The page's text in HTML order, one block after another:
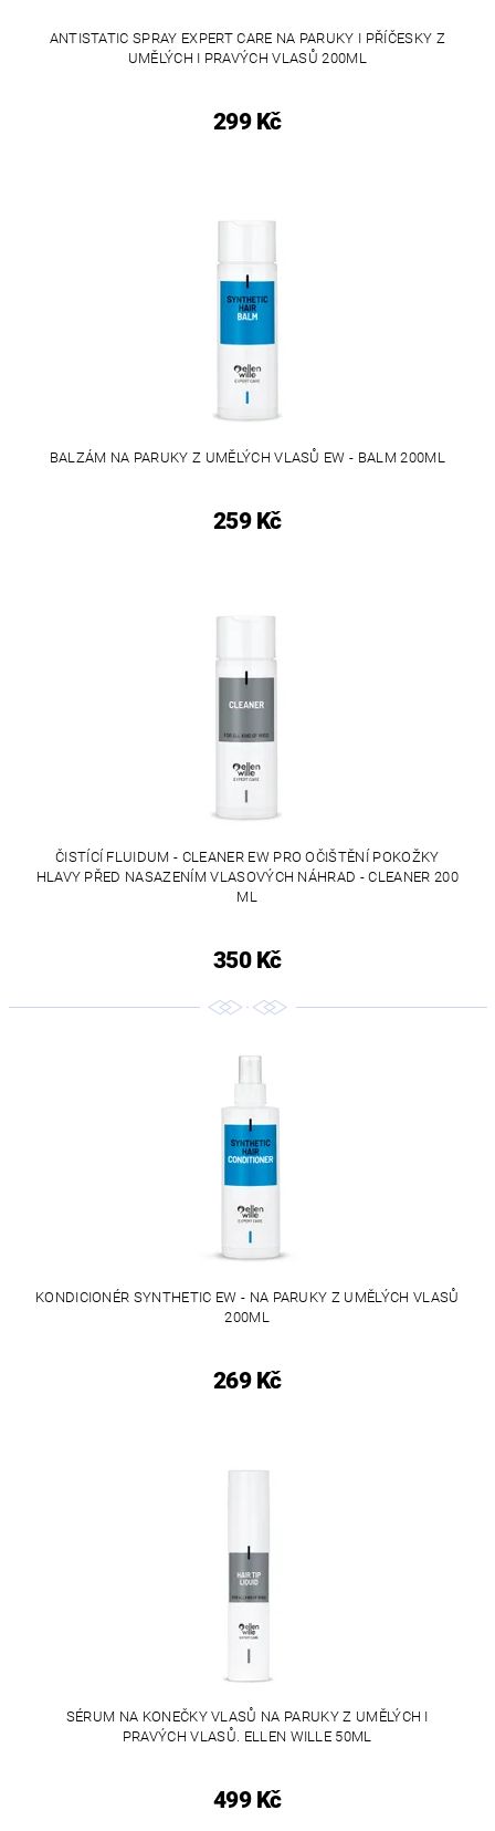
ANTISTATIC SPRAY EXPERT CARE NA PARUKY I PŘÍČESKY Z
UMĚLÝCH I PRAVÝCH VLASŮ 200ML
299 Kč
BALZÁM NA PARUKY Z UMĚLÝCH VLASŮ EW - BALM 200ML
259 Kč
ČISTÍCÍ FLUIDUM - CLEANER EW PRO OČIŠTĚNÍ POKOŽKY
HLAVY PŘED NASAZENÍM VLASOVÝCH NÁHRAD - CLEANER 200
ML
350 Kč
KONDICIONÉR SYNTHETIC EW - NA PARUKY Z UMĚLÝCH VLASŮ
200ML
269 Kč
SÉRUM NA KONEČKY VLASŮ NA PARUKY Z UMĚLÝCH I
PRAVÝCH VLASŮ. ELLEN WILLE 50ML
499 Kč